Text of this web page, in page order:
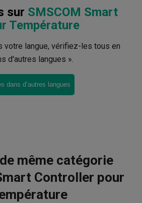
sur SMSCOM Smart
Température
votre langue, vérifiez-les tous en
d'autres langues ».
dans d’autres langues
même catégorie
Controller pour